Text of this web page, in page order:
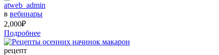
atweb_admin
в вебинары
2,000₽
Подробнее
рецепт